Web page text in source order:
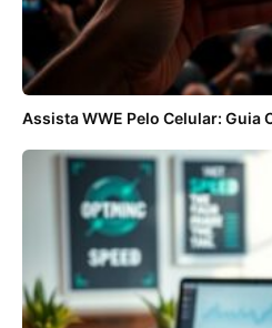
Assista WWE Pelo Celular: Guia